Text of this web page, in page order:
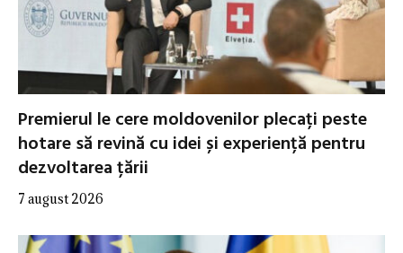
Premierul le cere moldovenilor plecați peste
hotare să revină cu idei și experiență pentru
dezvoltarea țării
7 august 2026